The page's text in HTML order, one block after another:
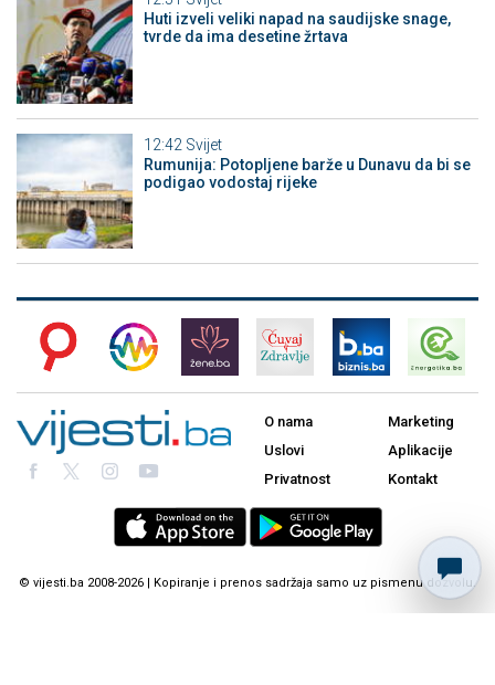
Huti izveli veliki napad na saudijske snage,
tvrde da ima desetine žrtava
12:42 Svijet
Rumunija: Potopljene barže u Dunavu da bi se
podigao vodostaj rijeke
O nama
Uslovi
Privatnost
Marketing
Aplikacije
Kontakt
© vijesti.ba 2008-2026 | Kopiranje i prenos sadržaja samo uz pismenu dozvolu.